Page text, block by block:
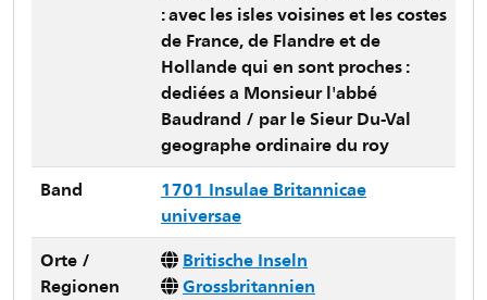
: avec les isles voisines et les costes
de France, de Flandre et de
Hollande qui en sont proches :
dediées a Monsieur l'abbé
Baudrand / par le Sieur Du-Val
geographe ordinaire du roy
Band
1701 Insulae Britannicae
universae
Orte /
Regionen
Britische Inseln
Grossbritannien